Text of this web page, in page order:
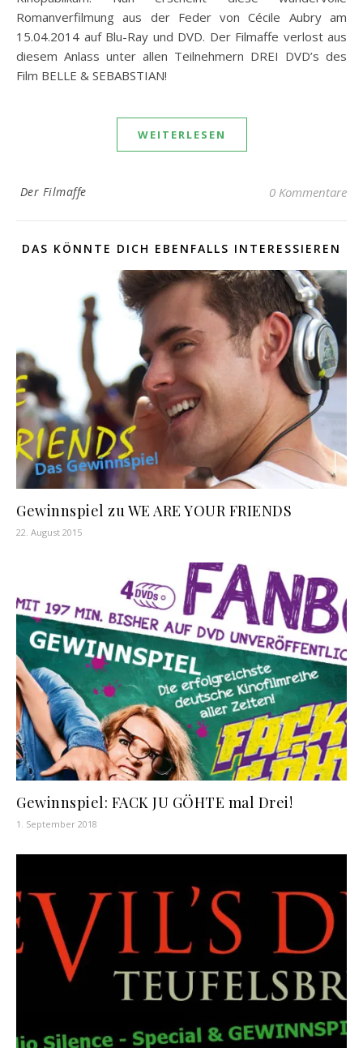
Romanverfilmung aus der Feder von Cécile Aubry am
15.04.2014 auf Blu-Ray und DVD. Der Filmaffe verlost aus
diesem Anlass unter allen Teilnehmern DREI DVD’s des
Film BELLE & SEBABSTIAN!
WEITERLESEN
Der Filmaffe 0 Kommentare
DAS KÖNNTE DICH EBENFALLS INTERESSIEREN
Gewinnspiel zu WE ARE YOUR FRIENDS
22. August 2015
Gewinnspiel: FACK JU GÖHTE mal Drei!
1. September 2018